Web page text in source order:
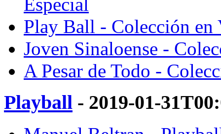
Play Ball - Colección
Joven Sinaloense -
A Pesar de Todo -
Playball - 2019-01-